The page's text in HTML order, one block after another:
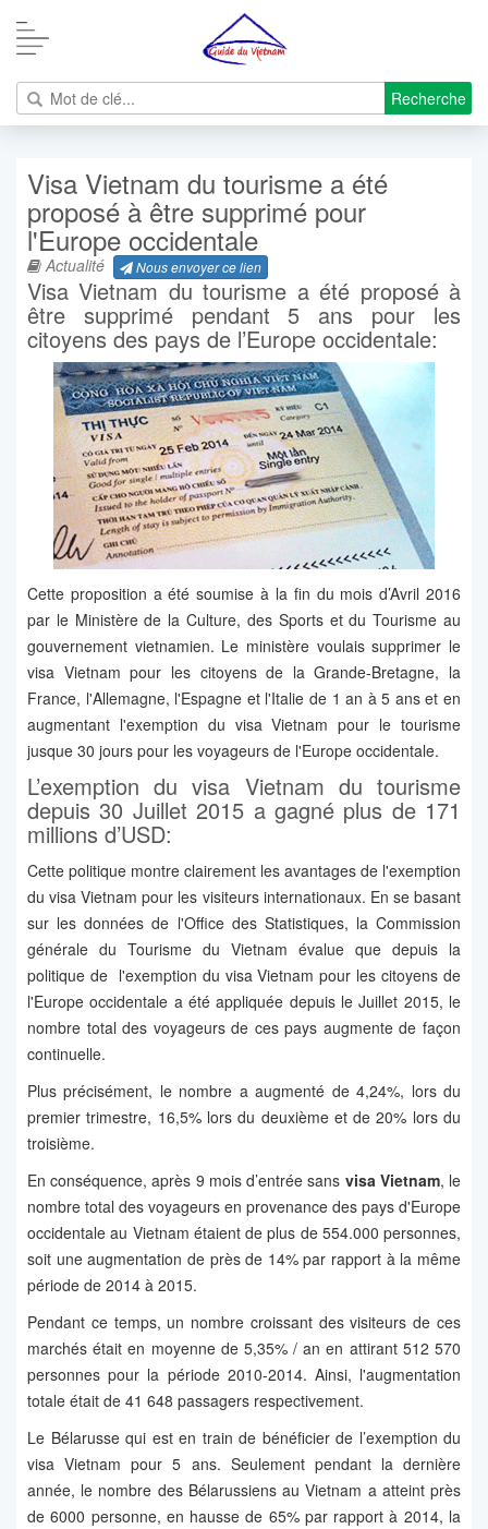
Recherche
Visa Vietnam du tourisme a été
proposé à être supprimé pour
l'Europe occidentale
Actualité Nous envoyer ce lien
Visa Vietnam du tourisme a été proposé à
être supprimé pendant 5 ans pour les
citoyens des pays de l’Europe occidentale:
Cette proposition a été soumise à la fin du mois d’Avril 2016
par le Ministère de la Culture, des Sports et du Tourisme au
gouvernement vietnamien. Le ministère voulais supprimer le
visa Vietnam pour les citoyens de la Grande-Bretagne, la
France, l'Allemagne, l'Espagne et l'Italie de 1 an à 5 ans et en
augmentant l'exemption du visa Vietnam pour le tourisme
jusque 30 jours pour les voyageurs de l'Europe occidentale.
L’exemption du visa Vietnam du tourisme
depuis 30 Juillet 2015 a gagné plus de 171
millions d’USD:
Cette politique montre clairement les avantages de l'exemption
du visa Vietnam pour les visiteurs internationaux. En se basant
sur les données de l'Office des Statistiques, la Commission
générale du Tourisme du Vietnam évalue que depuis la
politique de l'exemption du visa Vietnam pour les citoyens de
l'Europe occidentale a été appliquée depuis le Juillet 2015, le
nombre total des voyageurs de ces pays augmente de façon
continuelle.
Plus précisément, le nombre a augmenté de 4,24%, lors du
premier trimestre, 16,5% lors du deuxième et de 20% lors du
troisième.
En conséquence, après 9 mois d’entrée sans visa Vietnam, le
nombre total des voyageurs en provenance des pays d'Europe
occidentale au Vietnam étaient de plus de 554.000 personnes,
soit une augmentation de près de 14% par rapport à la même
période de 2014 à 2015.
Pendant ce temps, un nombre croissant des visiteurs de ces
marchés était en moyenne de 5,35% / an en attirant 512 570
personnes pour la période 2010-2014. Ainsi, l'augmentation
totale était de 41 648 passagers respectivement.
Le Bélarusse qui est en train de bénéficier de l’exemption du
visa Vietnam pour 5 ans. Seulement pendant la dernière
année, le nombre des Bélarussiens au Vietnam a atteint près
de 6000 personne, en hausse de 65% par rapport à 2014, la